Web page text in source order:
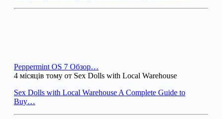
Peppermint OS 7 Обзор…
4 місяців тому от Sex Dolls with Local Warehouse
Sex Dolls with Local Warehouse A Complete Guide to
Buy…